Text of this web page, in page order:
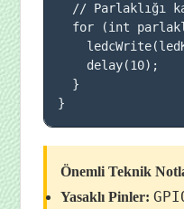
// Parlaklığı
for (int
    delay(10);
  }
}
Önemli Teknik
Yasaklı Pinler: